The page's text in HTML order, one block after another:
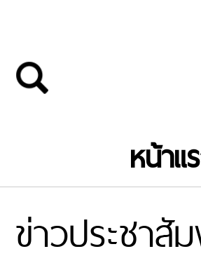
หน้าแ
ข่าวประชาสั